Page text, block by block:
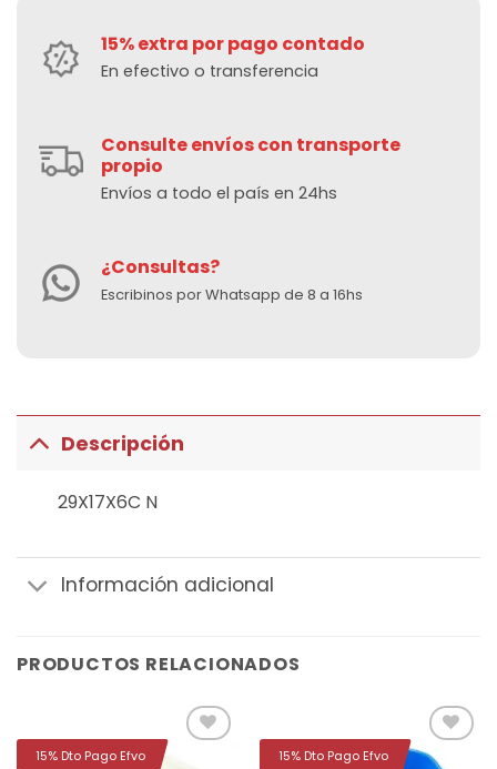
15% extra por pago contado
En efectivo o transferencia
Consulte envíos con transporte
propio
Envíos a todo el país en 24hs
¿Consultas?
Escribinos por Whatsapp de 8 a 16hs
Descripción
29X17X6C N
Información adicional
PRODUCTOS RELACIONADOS
15% Dto Pago Efvo
Añadir
15% Dto Pago Efvo